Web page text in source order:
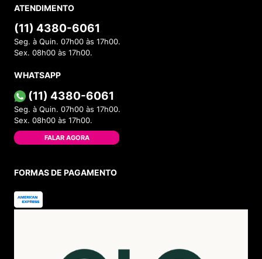
ATENDIMENTO
(11) 4380-6061
Seg. à Quin. 07h00 às 17h00.
Sex. 08h00 às 17h00.
WHATSAPP
(11) 4380-6061
Seg. à Quin. 07h00 às 17h00.
Sex. 08h00 às 17h00.
FALAR AGORA
FORMAS DE PAGAMENTO